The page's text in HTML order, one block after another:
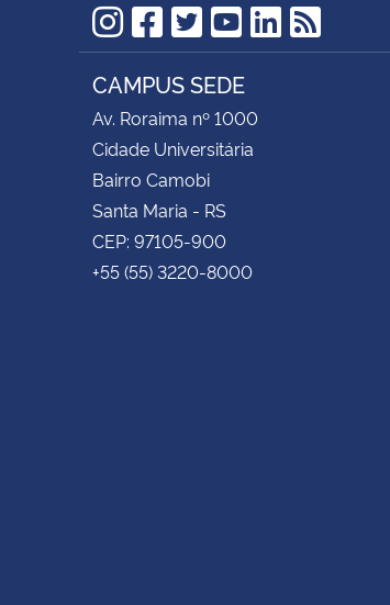
Instagram
Facebook
Twitter
YouTube
LinkedIn
RSS
CAMPUS SEDE
Av. Roraima nº 1000
Cidade Universitária
Bairro Camobi
Santa Maria - RS
CEP: 97105-900
+55 (55) 3220-8000